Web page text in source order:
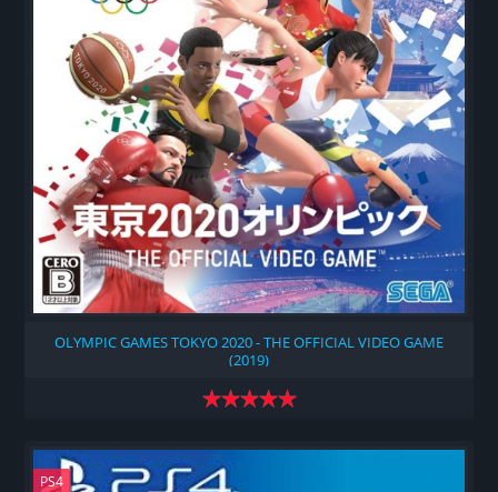
OLYMPIC GAMES TOKYO 2020 - THE OFFICIAL VIDEO GAME
(2019)
PS4